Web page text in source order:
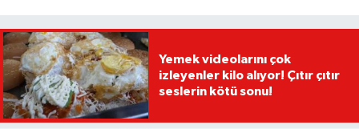
Yemek videolarını çok
izleyenler kilo alıyor! Çıtır çıtır
seslerin kötü sonu!